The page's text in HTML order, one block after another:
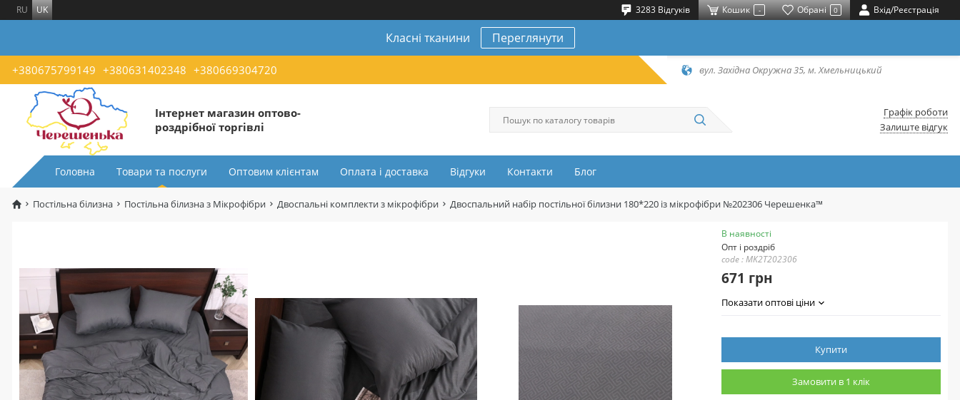
RU UK 3283 Відгуків Кошик - Обрані 0 Вхід/Реєстрація
Класні тканини Переглянути
+380675799149 +380631402348 +380669304720 вул. Західна Окружна 35, м. Хмельницький
Інтернет магазин оптово-
роздрібної торгівлі
Графік роботи
Залиште відгук
Головна Товари та послуги Оптовим клієнтам Оплата і доставка Відгуки Контакти Блог
Постільна білизна Постільна білизна з Мікрофібри Двоспальні комплекти з мікрофібри Двоспальний набір постільної білизни 180*220 із мікрофібри №202306 Черешенка™
В наявності
Опт і роздріб
code : MK2T202306
671 грн
Показати оптові ціни
Купити
Замовити в 1 клік